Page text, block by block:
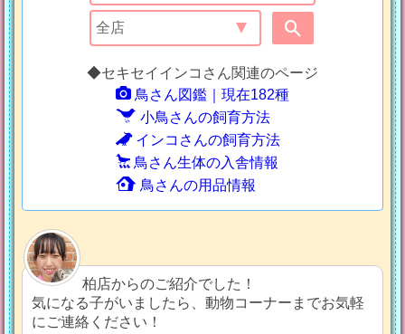
◆セキセイインコさん関連のページ
鳥さん図鑑｜現在182種
小鳥さんの飼育方法
インコさんの飼育方法
鳥さん生体の入舎情報
鳥さんの用品情報
柏店からのご紹介でした！
気になる子がいましたら、動物コーナーまでお気軽
にご連絡ください！